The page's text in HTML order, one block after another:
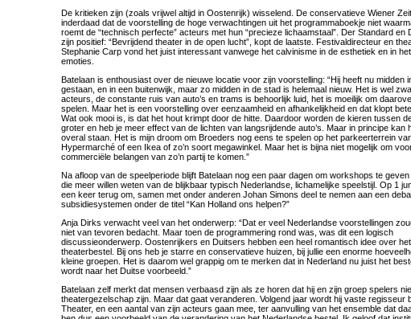
De kritieken zijn (zoals vrijwel altijd in Oostenrijk) wisselend. De conservatieve Wiener
inderdaad dat de voorstelling de hoge verwachtingen uit het programmaboekje niet
roemt de “technisch perfecte” acteurs met hun “precieze lichaamstaal”. Der Standard en
zijn positief: “Bevrijdend theater in de open lucht”, kopt de laatste. Festivaldirecteur en
Stephanie Carp vond het juist interessant vanwege het calvinisme in de esthetiek en in
emoties.
Batelaan is enthousiast over de nieuwe locatie voor zijn voorstelling: “Hij heeft nu midden
gestaan, en in een buitenwijk, maar zo midden in de stad is helemaal nieuw. Het is wel
acteurs, de constante ruis van auto’s en trams is behoorlijk luid, het is moeilijk om
spelen. Maar het is een voorstelling over eenzaamheid en afhankelijkheid en dat klopt
Wat ook mooi is, is dat het hout krimpt door de hitte. Daardoor worden de kieren tussen
groter en heb je meer effect van de lichten van langsrijdende auto’s. Maar in principe kan
overal staan. Het is mijn droom om Broeders nog eens te spelen op het parkeerterrein
Hypermarché of een Ikea of zo’n soort megawinkel. Maar het is bijna niet mogelijk om
commerciële belangen van zo’n partij te komen.”
Na afloop van de speelperiode blijft Batelaan nog een paar dagen om workshops te
die meer willen weten van de blijkbaar typisch Nederlandse, lichamelijke speelstijl. Op 1
een keer terug om, samen met onder anderen Johan Simons deel te nemen aan een
subsidiesystemen onder de titel “Kan Holland ons helpen?”
Anja Dirks verwacht veel van het onderwerp: “Dat er veel Nederlandse voorstellingen
niet van tevoren bedacht. Maar toen de programmering rond was, was dit een logisch
discussieonderwerp. Oostenrijkers en Duitsers hebben een heel romantisch idee over
theaterbestel. Bij ons heb je starre en conservatieve huizen, bij jullie een enorme
kleine groepen. Het is daarom wel grappig om te merken dat in Nederland nu juist het
wordt naar het Duitse voorbeeld.”
Batelaan zelf merkt dat mensen verbaasd zijn als ze horen dat hij en zijn groep spelers
theatergezelschap zijn. Maar dat gaat veranderen. Volgend jaar wordt hij vaste regisseur
Theater, en een aantal van zijn acteurs gaan mee, ter aanvulling van het ensemble dat